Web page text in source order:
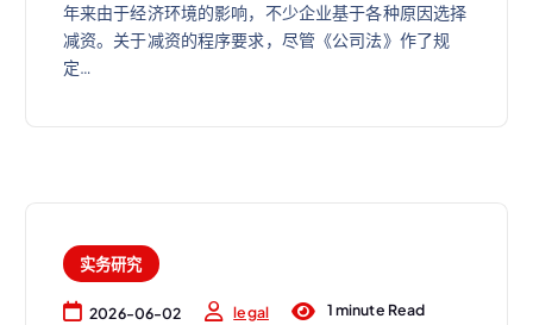
年来由于经济环境的影响，不少企业基于各种原因选择
减资。关于减资的程序要求，尽管《公司法》作了规
定…
实务研究
2026-06-02 legal 1 minute Read